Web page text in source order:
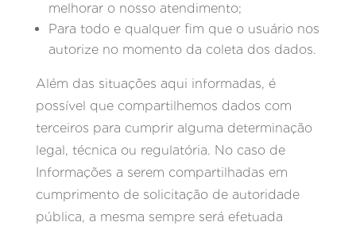
melhorar o nosso atendimento;
Para todo e qualquer fim que o usuário nos
autorize no momento da coleta dos dados.
Além das situações aqui informadas, é
possível que compartilhemos dados com
terceiros para cumprir alguma determinação
legal, técnica ou regulatória. No caso de
Informações a serem compartilhadas em
cumprimento de solicitação de autoridade
pública, a mesma sempre será efetuada